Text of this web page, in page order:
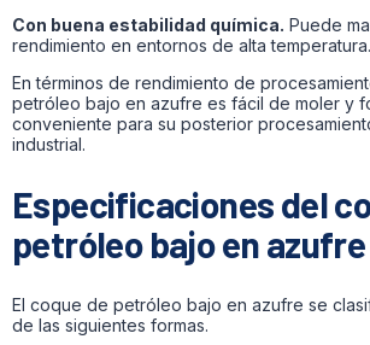
Con buena estabilidad química. Puede
rendimiento en entornos de alta temperatura.
En términos de rendimiento de
petróleo bajo en azufre es fácil de moler y
conveniente para su posterior
industrial.
Especificaciones del
petróleo bajo en azufre
El coque de petróleo bajo en azufre se
de las siguientes formas.